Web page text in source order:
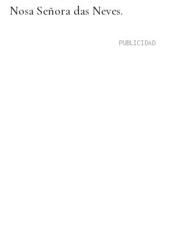
Nosa Señora das Neves.